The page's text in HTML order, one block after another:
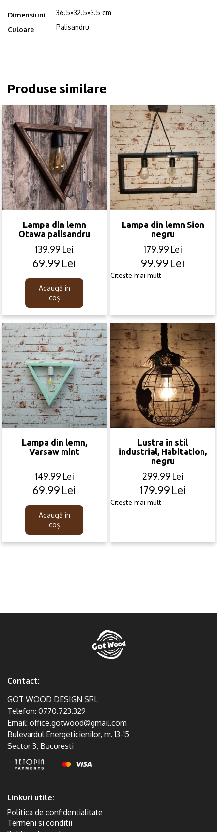
Dimensiuni 36.5×32.5×3.5 cm
Culoare Palisandru
Produse similare
Lampa din lemn
Otawa palisandru
139.99 Lei
Original
was:
139.99lei.
69.99 Lei
Current
is:
69.99lei.
Adaugă în
coș
Lampa din lemn Sion
negru
179.99 Lei
Original
99.99 Lei
Current
Citește mai mult
Lampa din lemn,
Varsaw mint
149.99 Lei
Original
was:
149.99lei.
69.99 Lei
Current
is:
69.99lei.
Adaugă în
coș
Lustra in stil
industrial, Habitation,
negru
299.99 Lei
Original
179.99 Lei
Current
Citește mai mult
Contact:
GOT WOOD DESIGN SRL
Telefon: 0770.723.329
Email: office.gotwood@gmail.com
Bulevardul Energeticienilor, nr. 13-15
Sector 3, Bucuresti
Linkuri utile:
Politica de confidentialitate
Termeni si conditii